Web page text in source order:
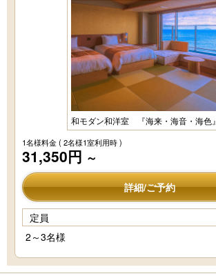
和モダン和洋室 『海来・海音・海色』
1名様料金( 2名様1室利用時 )
31,350円 ～
詳細/ご予約
定員
2～3名様